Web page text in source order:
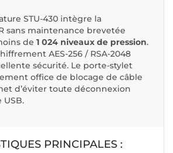
STU-430 intègre la
sans maintenance brevetée
de 1 024 niveaux de pression.
AES-256 / RSA-2048
sécurité. Le porte-stylet
office de blocage de câble
d’éviter toute déconnexion
PRINCIPALES :